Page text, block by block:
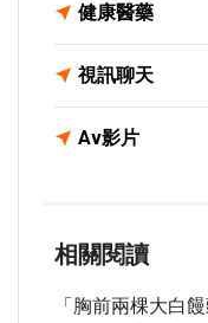
健康醫藥
視訊聊天
Av影片
相關閱讀
「胸前兩棵大白